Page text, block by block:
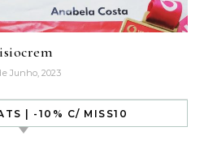
Junho, 2023
| -10% C/ MISS10